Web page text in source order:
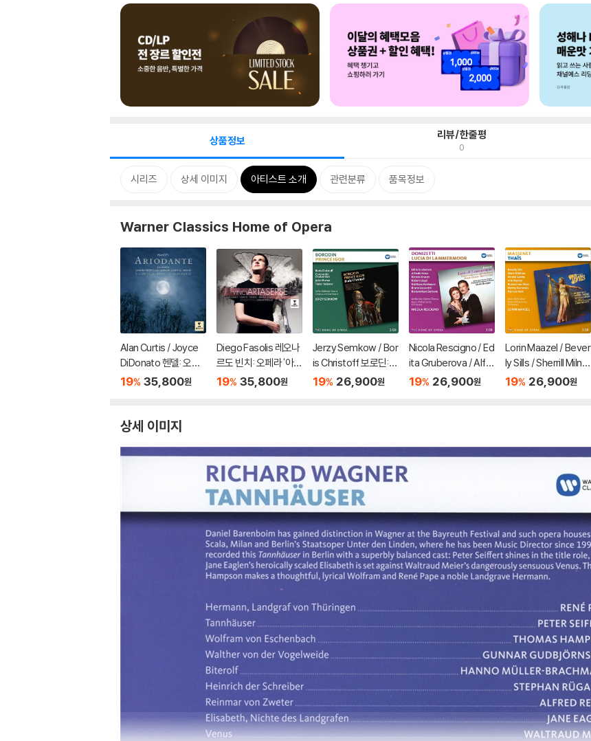
상품정보 리뷰/한줄평
0
시리즈 상세 이미지 아티스트 소개 관련분류 품목정보
Warner Classics Home of Opera
Alan Curtis / Joyce
DiDonato 헨델: 오페
라 '아리오단테' (Hand
19% 35,800원
Diego Fasolis 레오나
르도 빈치: 오페라 '아르
타세르세' (Leonardo
19% 35,800원
Jerzy Semkow / Bor
is Christoff 보로딘:
이고르 공 - 보리스 크
19% 26,900원
Nicola Rescigno / Ed
ita Gruberova / Alfre
do Kraus 도니제티: 람
뇨 (Donizetti: Lucia
19% 26,900원
Lorin Maazel / Bever
ly Sills / Sherrill Milne
s 마스네: 타이스 (Mas
19% 26,900원
상세 이미지